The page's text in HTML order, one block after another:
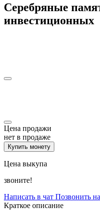
Серебряные
инвестиционных
Цена продажи
нет в продаже
Купить монету
Цена выкупа
звоните!
Написать в чат Позвонить
Краткое описание